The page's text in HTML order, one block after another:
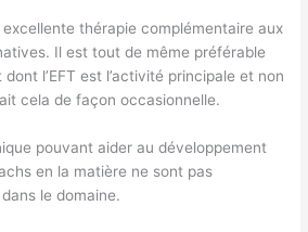
excellente thérapie complémentaire aux
Il est tout de même préférable
l’EFT est l’activité principale et non
cela de façon occasionnelle.
pouvant aider au développement
en la matière ne sont pas
le domaine.